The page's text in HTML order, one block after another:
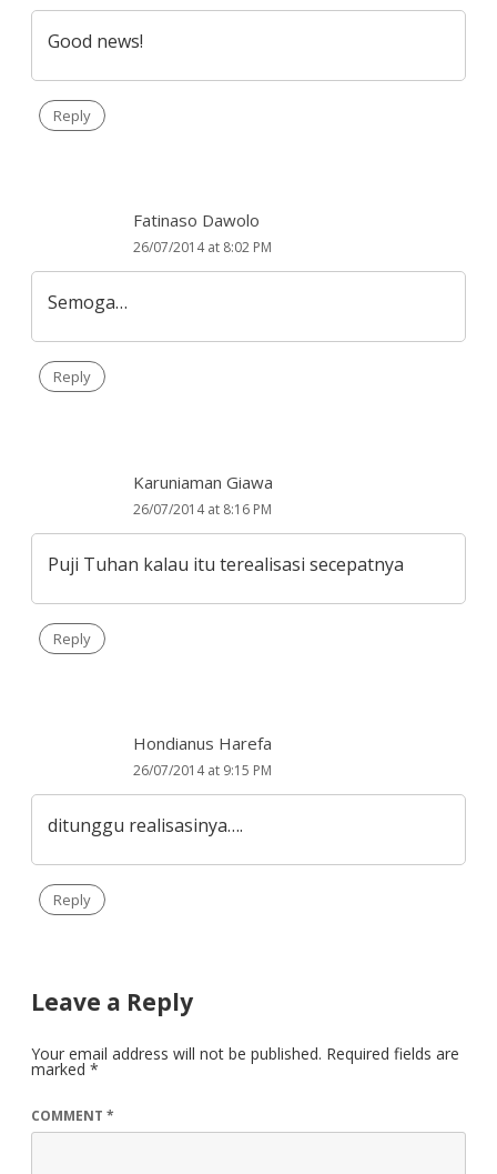
Good news!
Reply
Fatinaso Dawolo
26/07/2014 at 8:02 PM
Semoga…
Reply
Karuniaman Giawa
26/07/2014 at 8:16 PM
Puji Tuhan kalau itu terealisasi secepatnya
Reply
Hondianus Harefa
26/07/2014 at 9:15 PM
ditunggu realisasinya….
Reply
Leave a Reply
Your email address will not be published. Required fields are
marked *
COMMENT *